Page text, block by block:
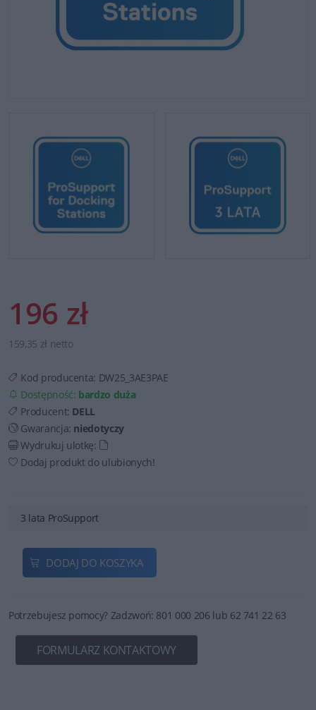
196 zł
159,35 zł netto
Kod producenta: DW25_3AE3PAE
Dostępność: bardzo duża
Producent: DELL
Gwarancja: niedotyczy
Wydrukuj ulotkę:
Dodaj produkt do ulubionych!
3 lata ProSupport
DODAJ DO KOSZYKA
Potrzebujesz pomocy? Zadzwoń: 801 000 206 lub 62 741 22 63
FORMULARZ KONTAKTOWY